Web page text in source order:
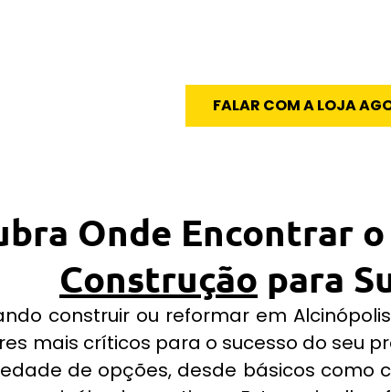
FALAR COM A LOJA
Onde Encontrar
Construção para
construir ou reformar em
mais críticos para o sucesso do seu
de opções, desde básicos